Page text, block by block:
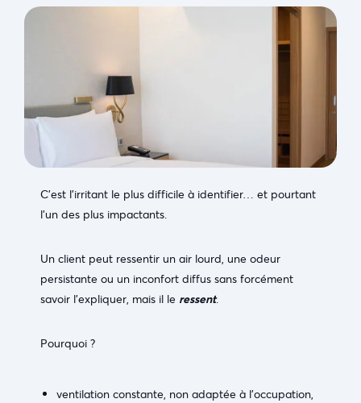
C’est l’irritant le plus difficile à identifier… et pourtant
l’un des plus impactants.
Un client peut ressentir un air lourd, une odeur
persistante ou un inconfort diffus sans forcément
savoir l’expliquer, mais il le ressent.
Pourquoi ?
ventilation constante, non adaptée à l’occupation,